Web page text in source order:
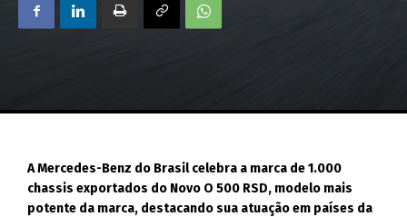
A Mercedes-Benz do Brasil celebra a marca de 1.000
chassis exportados do Novo O 500 RSD, modelo mais
potente da marca, destacando sua atuação em países da